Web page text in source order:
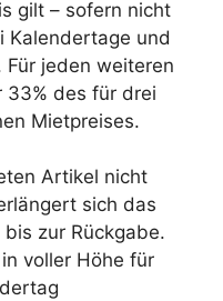
gilt – sofern nicht
Kalendertage und
jeden weiteren
33% des für drei
Mietpreises.
Artikel nicht
sich das
zur Rückgabe.
voller Höhe für